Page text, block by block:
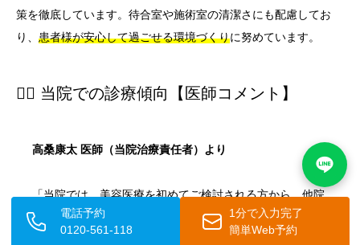
策を徹底しています。待合室や施術室の清潔さにも配慮してお
り、 患者様が安心して過ごせる環境づくりに努めています。
👨‍⚕️ 当院での診療傾向【医師コメント】
高桑康太 医師（当院治療責任者）より
「当院では、美容医療を初めてご検討される方から、他院
での施術経験をお持ちの方まで、幅広い患者様がカウンセ
リングにお越しになります。最近の傾向として、事前にし
電話予約
0120-561-118
1分で入力完了
簡単Web予約